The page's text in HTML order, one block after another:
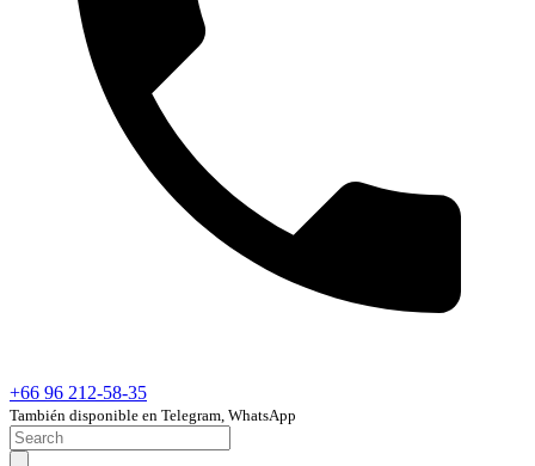
+66 96 212-58-35
También disponible en Telegram, WhatsApp